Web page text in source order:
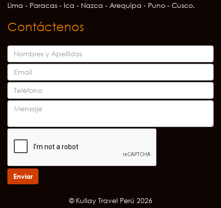
Lima - Paracas - Ica - Nazca - Arequipa - Puno - Cusco.
Contáctenos
Enviar
© Kullay Travel Perú 2026